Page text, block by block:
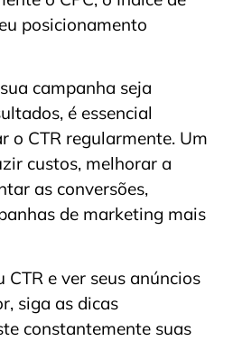
posicionamento
campanha seja
é essencial
o CTR regularmente. Um
custos, melhorar a
as conversões,
de marketing mais
CTR e ver seus anúncios
siga as dicas
constantemente suas